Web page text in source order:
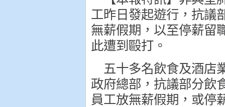
工昨日發起遊行，抗議
無薪假期，以至停薪留
此遭到毆打。
五十多名飲食及酒店
政府總部，抗議部分飲
員工放無薪假期，或停